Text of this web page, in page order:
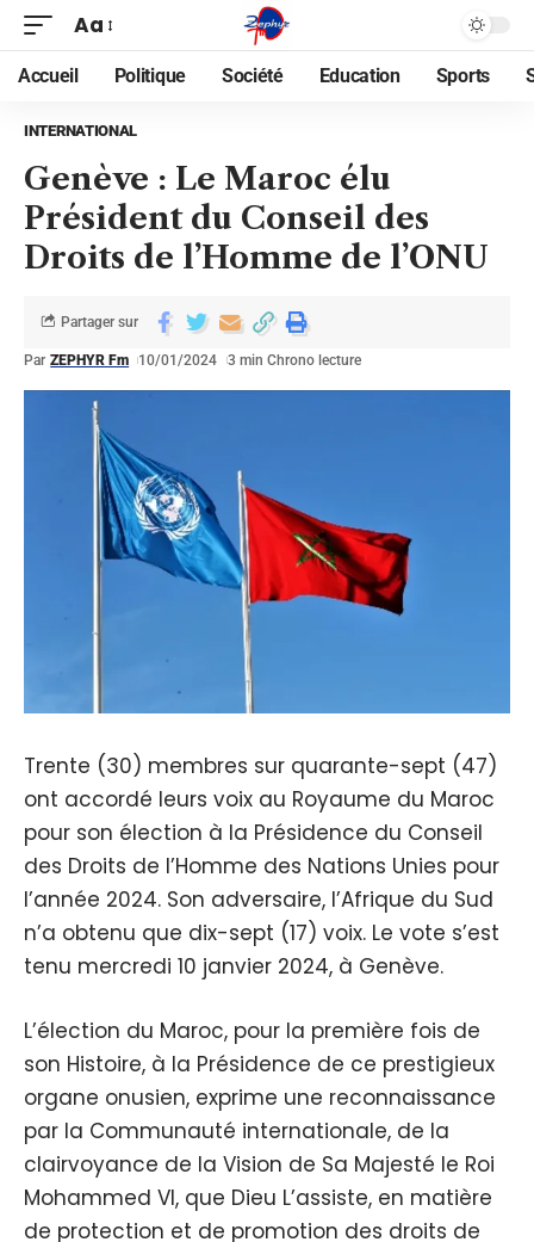
Aa
Accueil Politique Société Education Sports
INTERNATIONAL
Genève : Le Maroc élu
Président du Conseil des
Droits de l’Homme de l’ONU
Par ZEPHYR Fm 10/01/2024 3 min Chrono lecture
Partager sur
Trente (30) membres sur quarante-sept (47)
ont accordé leurs voix au Royaume du Maroc
pour son élection à la Présidence du Conseil
des Droits de l’Homme des Nations Unies pour
l’année 2024. Son adversaire, l’Afrique du Sud
n’a obtenu que dix-sept (17) voix. Le vote s’est
tenu mercredi 10 janvier 2024, à Genève.
L’élection du Maroc, pour la première fois de
son Histoire, à la Présidence de ce prestigieux
organe onusien, exprime une reconnaissance
par la Communauté internationale, de la
clairvoyance de la Vision de Sa Majesté le Roi
Mohammed VI, que Dieu L’assiste, en matière
de protection et de promotion des droits de